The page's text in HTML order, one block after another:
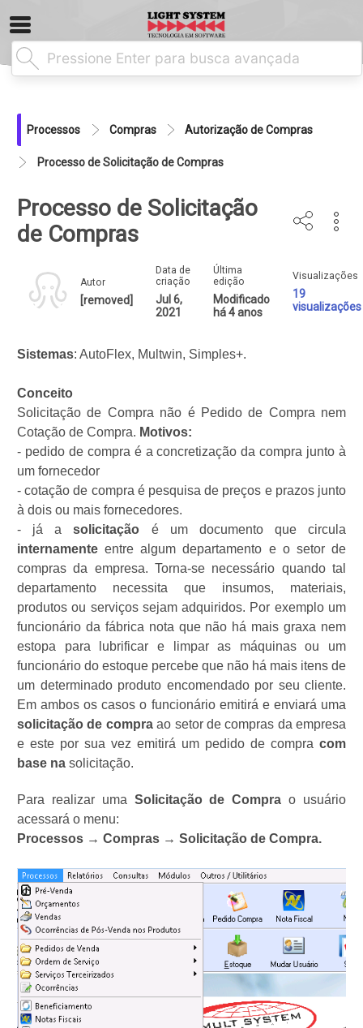
Processos Compras Autorização de Compras
Processo de Solicitação de Compras
Processo de Solicitação
de Compras
Autor
[removed]
Data de
criação
Jul 6,
2021
Última
edição
Modificado
há 4 anos
Visualizações
19
visualizações
Sistemas: AutoFlex, Multwin, Simples+.
Conceito
Solicitação de Compra não é Pedido de Compra nem
Cotação de Compra. Motivos:
- pedido de compra é a concretização da compra junto à
um fornecedor
- cotação de compra é pesquisa de preços e prazos junto
à dois ou mais fornecedores.
- já asolicitação é um documento que circula
internamenteentre algum departamento e o setor de
compras da empresa. Torna-se necessário quando tal
departamento necessita que insumos, materiais,
produtos ou serviços sejam adquiridos. Por exemplo um
funcionário da fábrica nota que não há mais graxa nem
estopa para lubrificar e limpar as máquinas ou um
funcionário do estoque percebe que não há mais itens de
um determinado produto encomendado por seu cliente.
Em ambos os casos o funcionário emitirá e enviará uma
solicitação de compraao setor de compras da empresa
e este por sua vez emitirá um pedido de compra com
base na solicitação.
Para realizar uma Solicitação de Comprao usuário
acessará o menu:
Processos → Compras → Solicitação de Compra.